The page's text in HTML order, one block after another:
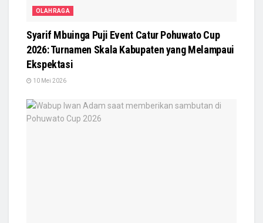
OLAHRAGA
Syarif Mbuinga Puji Event Catur Pohuwato Cup
2026: Turnamen Skala Kabupaten yang Melampaui
Ekspektasi
10 Mei 2026